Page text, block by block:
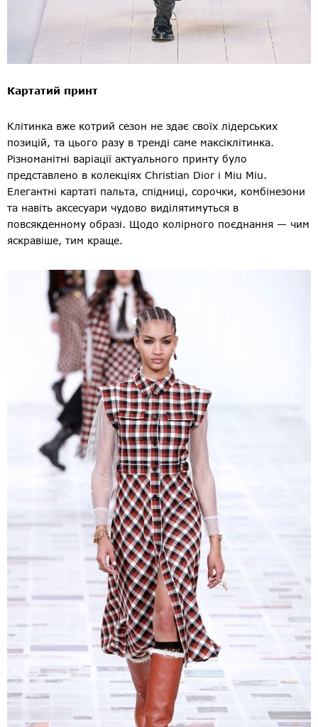
Картатий принт
Клітинка вже котрий сезон не здає своїх лідерських
позицій, та цього разу в тренді саме максіклітинка.
Різноманітні варіації актуального принту було
представлено в колекціях Christian Dior і Miu Miu.
Елегантні картаті пальта, спідниці, сорочки, комбінезони
та навіть аксесуари чудово виділятимуться в
повсякденному образі. Щодо колірного поєднання — чим
яскравіше, тим краще.